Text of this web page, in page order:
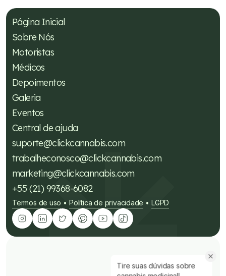
Página Inicial
Sobre Nós
Motoristas
Médicos
Depoimentos
Galeria
Eventos
Central de ajuda
suporte@clickcannabis.com
trabalheconosco@clickcannabis.com
marketing@clickcannabis.com
+55 (21) 99368-6082
Termos de uso • Política de privacidade • LGPD
Tire suas dúvidas sobre